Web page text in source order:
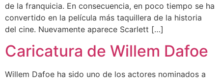
de la franquicia. En consecuencia, en poco tiempo se ha
convertido en la película más taquillera de la historia
del cine. Nuevamente aparece Scarlett […]
Caricatura de Willem Dafoe
Willem Dafoe ha sido uno de los actores nominados a